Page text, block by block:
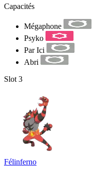
Capacités
Mégaphone
Psyko
Par Ici
Abri
Slot 3
Félinferno